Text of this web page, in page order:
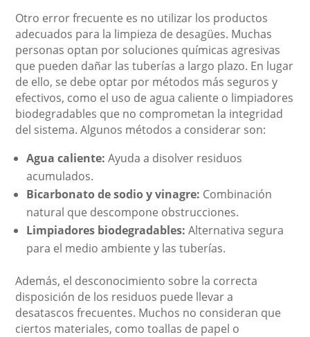
Otro error frecuente es no utilizar los productos
adecuados para la limpieza de desagües. Muchas
personas optan por soluciones químicas agresivas
que pueden dañar las tuberías a largo plazo. En lugar
de ello, se debe optar por métodos más seguros y
efectivos, como el uso de agua caliente o limpiadores
biodegradables que no comprometan la integridad
del sistema. Algunos métodos a considerar son:
Agua caliente: Ayuda a disolver residuos
acumulados.
Bicarbonato de sodio y vinagre: Combinación
natural que descompone obstrucciones.
Limpiadores biodegradables: Alternativa segura
para el medio ambiente y las tuberías.
Además, el desconocimiento sobre la correcta
disposición de los residuos puede llevar a
desatascos frecuentes. Muchos no consideran que
ciertos materiales, como toallas de papel o